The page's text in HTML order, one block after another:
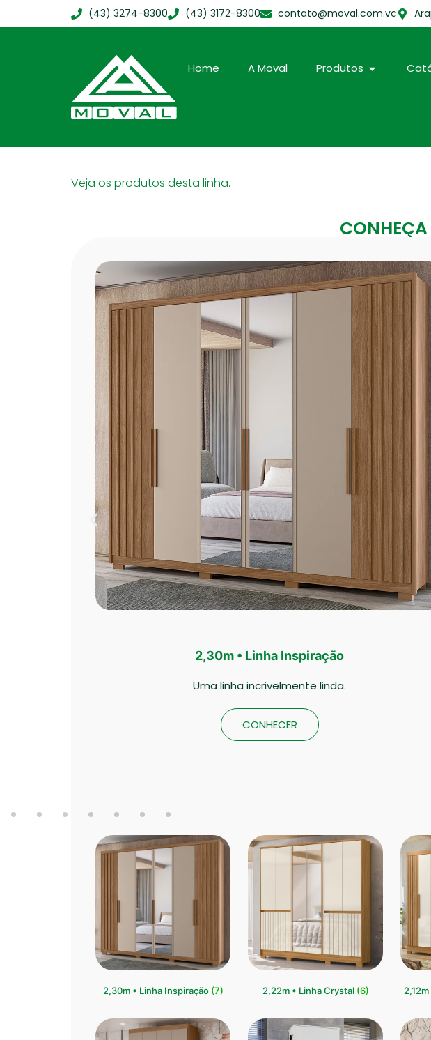
(43) 3274-8300 (43) 3172-8300 contato@moval.com.vc
Home A Moval Produtos
Veja os produtos desta linha.
2,30m • Linha Inspiração
Uma linha incrivelmente linda.
CONHECER
2,30m • Linha Inspiração (7) 2,22m • Linha Crystal (6)